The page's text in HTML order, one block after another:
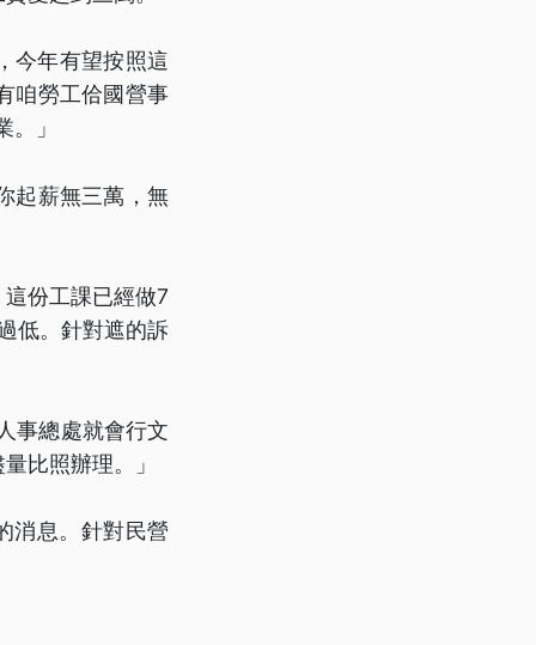
今年有望按照這
咱勞工佮國營事
」
起薪無三萬，無
份工課已經做7
低。針對遮的訴
事總處就會行文
比照辦理。」
消息。針對民營